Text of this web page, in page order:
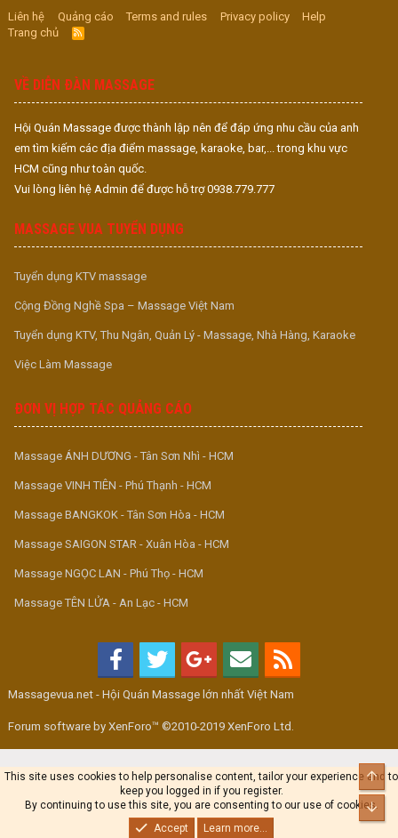
Liên hệ
Quảng cáo Terms and rules Privacy policy
Help
Trang chủ
R
S
VỀ DIỄN ĐÀN MASSAGE
Hội Quán Massage được thành lập nên để đáp ứng nhu cầu của anh
em tìm kiếm các địa điểm massage, karaoke, bar,... trong khu vực
HCM cũng như toàn quốc.
Vui lòng liên hệ Admin để được hỗ trợ 0938.779.777
MASSAGE VUA TUYỂN DỤNG
Tuyển dụng KTV massage
Cộng Đồng Nghề Spa – Massage Việt Nam
Tuyển dụng KTV, Thu Ngân, Quản Lý - Massage, Nhà Hàng, Karaoke
Việc Làm Massage
ĐƠN VỊ HỢP TÁC QUẢNG CÁO
Massage ÁNH DƯƠNG - Tân Sơn Nhì - HCM
Massage VINH TIÊN - Phú Thạnh - HCM
Massage BANGKOK - Tân Sơn Hòa - HCM
Massage SAIGON STAR - Xuân Hòa - HCM
Massage NGỌC LAN - Phú Thọ - HCM
Massage TÊN LỬA - An Lạc - HCM
Massagevua.net - Hội Quán Massage lớn nhất Việt Nam
Forum software by XenForo™ ©2010-2019 XenForo Ltd.
This site uses cookies to help personalise content, tailor your experience and to
keep you logged in if you register.
By continuing to use this site, you are consenting to our use of cookies.
Accept
Learn more...
Top